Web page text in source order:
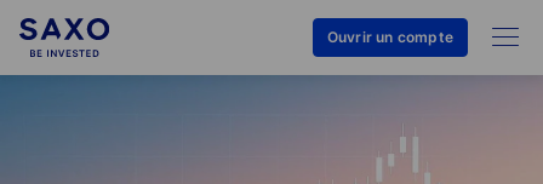
Ouvrir un compte